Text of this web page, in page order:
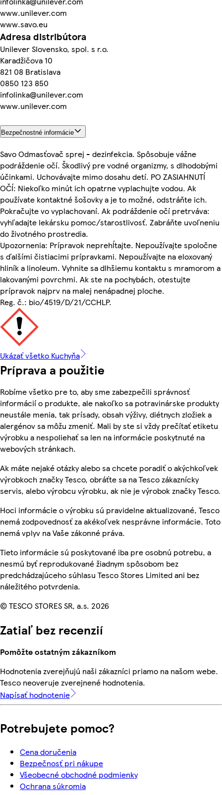
www.unilever.com
www.savo.eu
Adresa distribútora
Unilever Slovensko, spol. s r.o.
Karadžičova 10
821 08 Bratislava
0850 123 850
infolinka@unilever.com
www.unilever.com
Bezpečnostné informácie
Savo Odmasťovač sprej - dezinfekcia. Spôsobuje vážne
podráždenie očí. Škodlivý pre vodné organizmy, s dlhodobými
účinkami. Uchovávajte mimo dosahu detí. PO ZASIAHNUTÍ
OČÍ: Niekoľko minút ich opatrne vyplachujte vodou. Ak
používate kontaktné šošovky a je to možné, odstráňte ich.
Pokračujte vo vyplachovaní. Ak podráždenie očí pretrváva:
vyhľadajte lekársku pomoc/starostlivosť. Zabráňte uvoľneniu
do životného prostredia.
Upozornenia: Prípravok neprehĺtajte. Nepoužívajte spoločne
s ďalšími čistiacimi prípravkami. Nepoužívajte na eloxovaný
hliník a linoleum. Vyhnite sa dlhšiemu kontaktu s mramorom a
lakovanými povrchmi. Ak ste na pochybách, otestujte
prípravok najprv na malej nenápadnej ploche.
Reg. č.: bio/4519/D/21/CCHLP.
Ukázať všetko Kuchyňa
Príprava a použitie
Robíme všetko pre to, aby sme zabezpečili správnosť
informácií o produkte, ale nakoľko sa potravinárske produkty
neustále menia, tak prísady, obsah výživy, diétnych zložiek a
alergénov sa môžu zmeniť. Mali by ste si vždy prečítať etiketu
výrobku a nespoliehať sa len na informácie poskytnuté na
webových stránkach.
Ak máte nejaké otázky alebo sa chcete poradiť o akýchkoľvek
výrobkoch značky Tesco, obráťte sa na Tesco zákaznícky
servis, alebo výrobcu výrobku, ak nie je výrobok značky Tesco.
Hoci informácie o výrobku sú pravidelne aktualizované, Tesco
nemá zodpovednosť za akékoľvek nesprávne informácie. Toto
nemá vplyv na Vaše zákonné práva.
Tieto informácie sú poskytované iba pre osobnú potrebu, a
nesmú byť reprodukované žiadnym spôsobom bez
predchádzajúceho súhlasu Tesco Stores Limited ani bez
náležitého potvrdenia.
© TESCO STORES SR, a.s. 2026
Zatiaľ bez recenzií
Pomôžte ostatným zákazníkom
Hodnotenia zverejňujú naši zákazníci priamo na našom webe.
Tesco neoveruje zverejnené hodnotenia.
Napísať hodnotenie
Potrebujete pomoc?
Cena doručenia
Bezpečnosť pri nákupe
Všeobecné obchodné podmienky
Ochrana súkromia